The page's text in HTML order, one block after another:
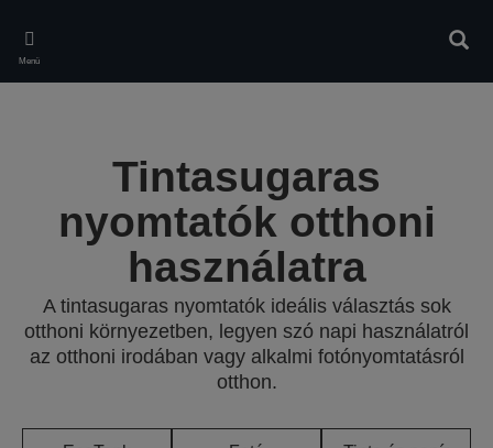
main
content
Menü
Tintasugaras
nyomtatók otthoni
használatra
A tintasugaras nyomtatók ideális választás sok
otthoni környezetben, legyen szó napi használatról
az otthoni irodában vagy alkalmi fotónyomtatásról
otthon.